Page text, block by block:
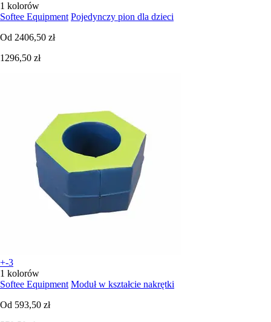
1 kolorów
Softee Equipment Pojedynczy pion dla dzieci
Od 2406,50 zł
1296,50 zł
+-3
1 kolorów
Softee Equipment Moduł w kształcie nakrętki
Od 593,50 zł